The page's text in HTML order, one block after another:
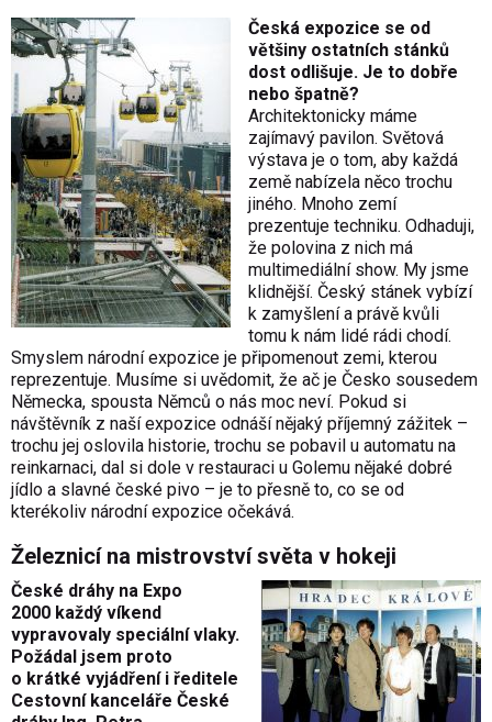
Česká expozice se od
většiny ostatních stánků
dost odlišuje. Je to dobře
nebo špatně?
Architektonicky máme
zajímavý pavilon. Světová
výstava je o tom, aby každá
země nabízela něco trochu
jiného. Mnoho zemí
prezentuje techniku. Odhaduji,
že polovina z nich má
multimediální show. My jsme
klidnější. Český stánek vybízí
k zamyšlení a právě kvůli
tomu k nám lidé rádi chodí.
Smyslem národní expozice je připomenout zemi, kterou
reprezentuje. Musíme si uvědomit, že ač je Česko sousedem
Německa, spousta Němců o nás moc neví. Pokud si
návštěvník z naší expozice odnáší nějaký příjemný zážitek –
trochu jej oslovila historie, trochu se pobavil u automatu na
reinkarnaci, dal si dole v restauraci u Golemu nějaké dobré
jídlo a slavné české pivo – je to přesně to, co se od
kterékoliv národní expozice očekává.
Železnicí na mistrovství světa v hokeji
České dráhy na Expo
2000 každý víkend
vypravovaly speciální vlaky.
Požádal jsem proto
o krátké vyjádření i ředitele
Cestovní kanceláře České